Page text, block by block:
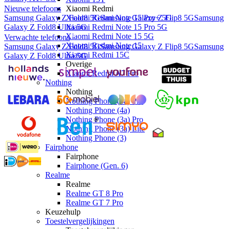
Xiaomi Redmi
Xiaomi Redmi Note 15 Pro+ 5G
Xiaomi Redmi Note 15 Pro 5G
Xiaomi Redmi Note 15 5G
Xiaomi Redmi Note 15
Xiaomi Redmi 15C
Overige
Xiaomi Redmi A7 Pro
Nothing
Nothing
Nothing Phone (4a) Pro
Nothing Phone (4a)
Nothing Phone (3a) Pro
Nothing Phone (3a) Lite
Nothing Phone (3)
Fairphone
Fairphone
Fairphone (Gen. 6)
Realme
Realme
Realme GT 8 Pro
Realme GT 7 Pro
Keuzehulp
Toestelvergelijkingen
Nieuwe telefoons
Samsung Galaxy Z Fold8 5GSamsung Galaxy Z Flip8 5GSamsung
Galaxy Z Fold8 Ultra 5G
Verwachte telefoons
Samsung Galaxy Z Fold8 5GSamsung Galaxy Z Flip8 5GSamsung
Galaxy Z Fold8 Ultra 5G